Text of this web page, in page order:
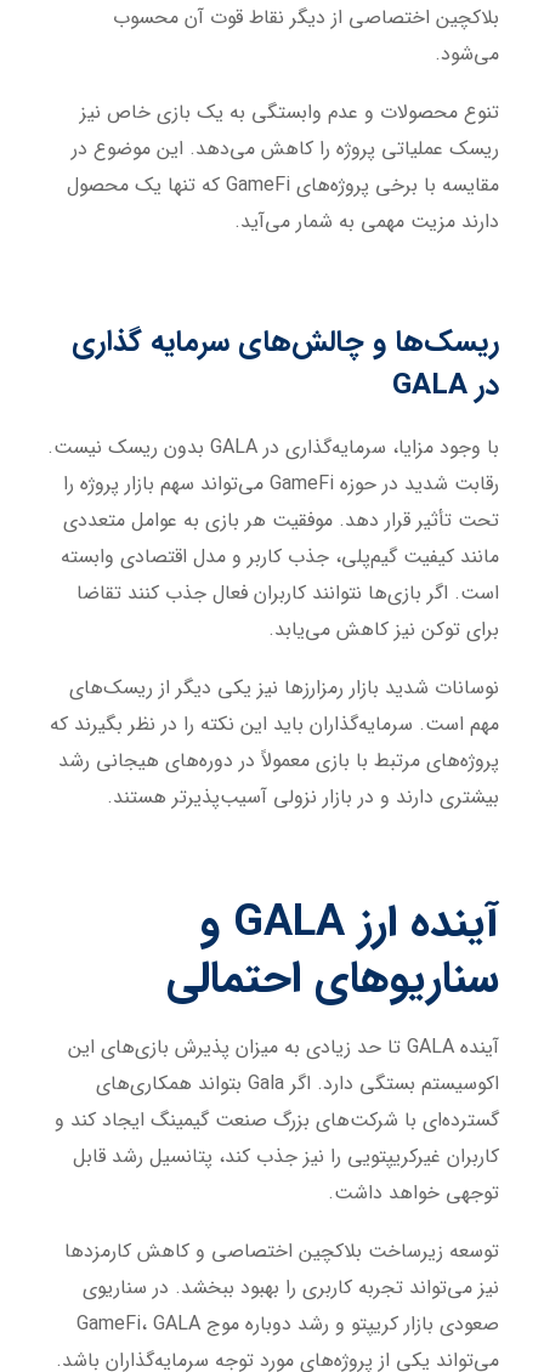
بلاکچین اختصاصی از دیگر نقاط قوت آن محسوب
می‌شود.
تنوع محصولات و عدم وابستگی به یک بازی خاص نیز
ریسک عملیاتی پروژه را کاهش می‌دهد. این موضوع در
مقایسه با برخی پروژه‌های GameFi که تنها یک محصول
دارند مزیت مهمی به شمار می‌آید.
ریسک‌ها و چالش‌های سرمایه گذاری
درGALA
با وجود مزایا، سرمایه‌گذاری در GALA بدون ریسک نیست.
رقابت شدید در حوزه GameFi می‌تواند سهم بازار پروژه را
تحت تأثیر قرار دهد. موفقیت هر بازی به عوامل متعددی
مانند کیفیت گیم‌پلی، جذب کاربر و مدل اقتصادی وابسته
است. اگر بازی‌ها نتوانند کاربران فعال جذب کنند تقاضا
برای توکن نیز کاهش می‌یابد.
نوسانات شدید بازار رمزارزها نیز یکی دیگر از ریسک‌های
مهم است. سرمایه‌گذاران باید این نکته را در نظر بگیرند که
پروژه‌های مرتبط با بازی معمولاً در دوره‌های هیجانی رشد
بیشتری دارند و در بازار نزولی آسیب‌پذیرتر هستند.
آینده ارزGALA
و
سناریوهای احتمالی
آینده GALA تا حد زیادی به میزان پذیرش بازی‌های این
اکوسیستم بستگی دارد. اگر Gala بتواند همکاری‌های
گسترده‌ای با شرکت‌های بزرگ صنعت گیمینگ ایجاد کند و
کاربران غیرکریپتویی را نیز جذب کند، پتانسیل رشد قابل
توجهی خواهد داشت.
توسعه زیرساخت بلاکچین اختصاصی و کاهش کارمزدها
نیز می‌تواند تجربه کاربری را بهبود ببخشد. در سناریوی
صعودی بازار کریپتو و رشد دوباره موج GameFi، GALA
می‌تواند یکی از پروژه‌های مورد توجه سرمایه‌گذاران باشد.